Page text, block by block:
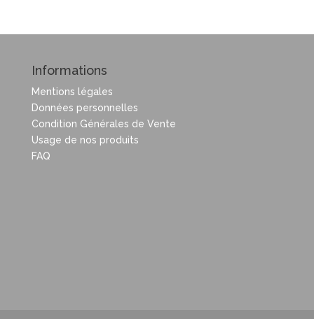
Informations
Mentions légales
Données personnelles
Condition Générales de Vente
Usage de nos produits
FAQ